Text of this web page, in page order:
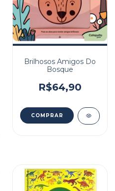
Brilhosos Amigos Do
Bosque
R$64,90